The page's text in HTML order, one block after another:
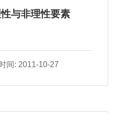
与非理性要素
间: 2011-10-27